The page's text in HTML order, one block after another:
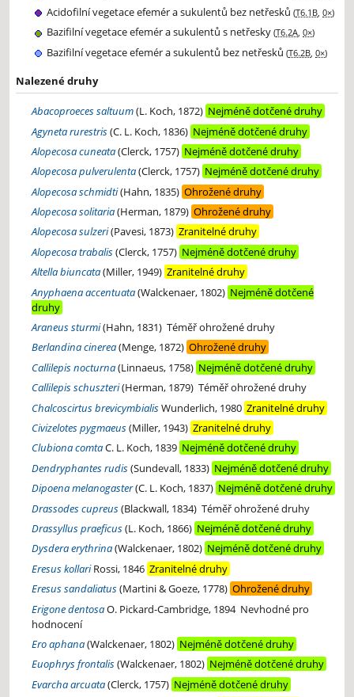
Acidofilní vegetace efemér a sukulentů bez netřesků (T6.1B 0×)
Bazifilní vegetace efemér a sukulentů s netřesky (T6.2A, 0×)
Bazifilní vegetace efemér a sukulentů bez netřesků (T6.2B 0×)
Nalezené druhy
Abacoproeces saltuum(L. Koch, 1872) Nejméně dotčené druhy
Agyneta rurestris(C. L. Koch, 1836) Nejméně dotčené druhy
Alopecosa cuneata(Clerck, 1757) Nejméně dotčené druhy
Alopecosa pulverulenta(Clerck, 1757) Nejméně dotčené druhy
Alopecosa schmidti(Hahn, 1835) Ohrožené druhy
Alopecosa solitaria(Herman, 1879) Ohrožené druhy
Alopecosa sulzeri(Pavesi, 1873) Zranitelné druhy
Alopecosa trabalis(Clerck, 1757) Nejméně dotčené druhy
Altella biuncata(Miller, 1949) Zranitelné druhy
Anyphaena accentuata(Walckenaer, 1802) Nejméně dotčené
druhy
Araneus sturmi(Hahn, 1831) Téměř ohrožené druhy
Berlandina cinerea(Menge, 1872) Ohrožené druhy
Callilepis nocturna(Linnaeus, 1758) Nejméně dotčené druhy
Callilepis schuszteri(Herman, 1879) Téměř ohrožené druhy
Chalcoscirtus brevicymbialisWunderlich, 1980 Zranitelné druhy
Civizelotes pygmaeus(Miller, 1943) Zranitelné druhy
Clubiona comtaC. L. Koch, 1839 Nejméně dotčené druhy
Dendryphantes rudis(Sundevall, 1833) Nejméně dotčené druhy
Dipoena melanogaster(C. L. Koch, 1837) Nejméně dotčené druhy
Drassodes cupreus(Blackwall, 1834) Téměř ohrožené druhy
Drassyllus praeficus(L. Koch, 1866) Nejméně dotčené druhy
Dysdera erythrina(Walckenaer, 1802) Nejméně dotčené druhy
Eresus kollariRossi, 1846 Zranitelné druhy
Eresus sandaliatus(Martini & Goeze, 1778) Ohrožené druhy
Erigone dentosaO. Pickard-Cambridge, 1894 Nevhodné pro
hodnocení
Ero aphana(Walckenaer, 1802) Nejméně dotčené druhy
Euophrys frontalis(Walckenaer, 1802) Nejméně dotčené druhy
Evarcha arcuata(Clerck, 1757) Nejméně dotčené druhy